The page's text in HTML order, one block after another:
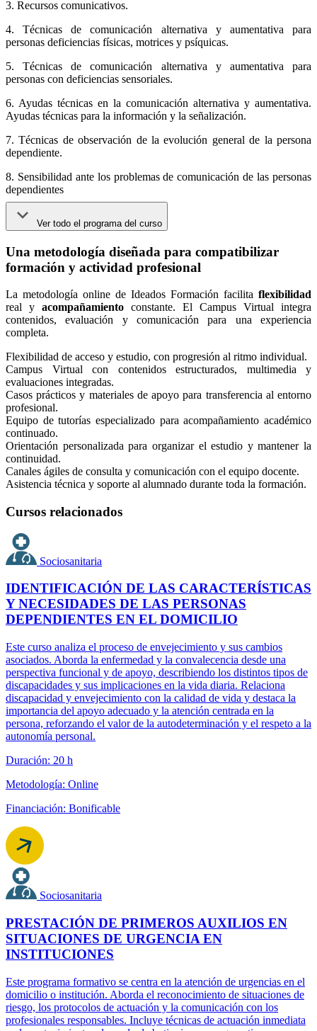
3. Recursos comunicativos.
4. Técnicas de comunicación alternativa y aumentativa para
personas deficiencias físicas, motrices y psíquicas.
5. Técnicas de comunicación alternativa y aumentativa para
personas con deficiencias sensoriales.
6. Ayudas técnicas en la comunicación alternativa y aumentativa.
Ayudas técnicas para la información y la señalización.
7. Técnicas de observación de la evolución general de la persona
dependiente.
8. Sensibilidad ante los problemas de comunicación de las personas
dependientes
Ver todo el programa del curso
Una metodología diseñada para compatibilizar
formación y actividad profesional
La metodología online de Ideados Formación facilita flexibilidad
real y acompañamiento constante. El Campus Virtual integra
contenidos, evaluación y comunicación para una experiencia
completa.
Flexibilidad de acceso y estudio, con progresión al ritmo individual.
Campus Virtual con contenidos estructurados, multimedia y
evaluaciones integradas.
Casos prácticos y materiales de apoyo para transferencia al entorno
profesional.
Equipo de tutorías especializado para acompañamiento académico
continuado.
Orientación personalizada para organizar el estudio y mantener la
continuidad.
Canales ágiles de consulta y comunicación con el equipo docente.
Asistencia técnica y soporte al alumnado durante toda la formación.
Cursos relacionados
Sociosanitaria
IDENTIFICACIÓN DE LAS CARACTERÍSTICAS
Y NECESIDADES DE LAS PERSONAS
DEPENDIENTES EN EL DOMICILIO
Este curso analiza el proceso de envejecimiento y sus cambios
asociados. Aborda la enfermedad y la convalecencia desde una
perspectiva funcional y de apoyo, describiendo los distintos tipos de
discapacidades y sus implicaciones en la vida diaria. Relaciona
discapacidad y envejecimiento con la calidad de vida y destaca la
importancia del apoyo adecuado y la atención centrada en la
persona, reforzando el valor de la autodeterminación y el respeto a la
autonomía personal.
Duración: 20 h
Metodología: Online
Financiación: Bonificable
Sociosanitaria
PRESTACIÓN DE PRIMEROS AUXILIOS EN
SITUACIONES DE URGENCIA EN
INSTITUCIONES
Este programa formativo se centra en la atención de urgencias en el
domicilio o institución. Aborda el reconocimiento de situaciones de
riesgo, los protocolos de actuación y la comunicación con los
profesionales responsables. Incluye técnicas de actuación inmediata